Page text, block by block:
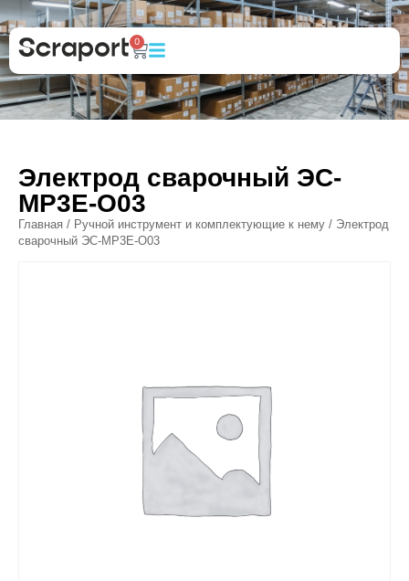
0
Электрод сварочный ЭС-
МР3Е-O03
Главная / Ручной инструмент и комплектующие к нему / Электрод
сварочный ЭС-МР3Е-O03